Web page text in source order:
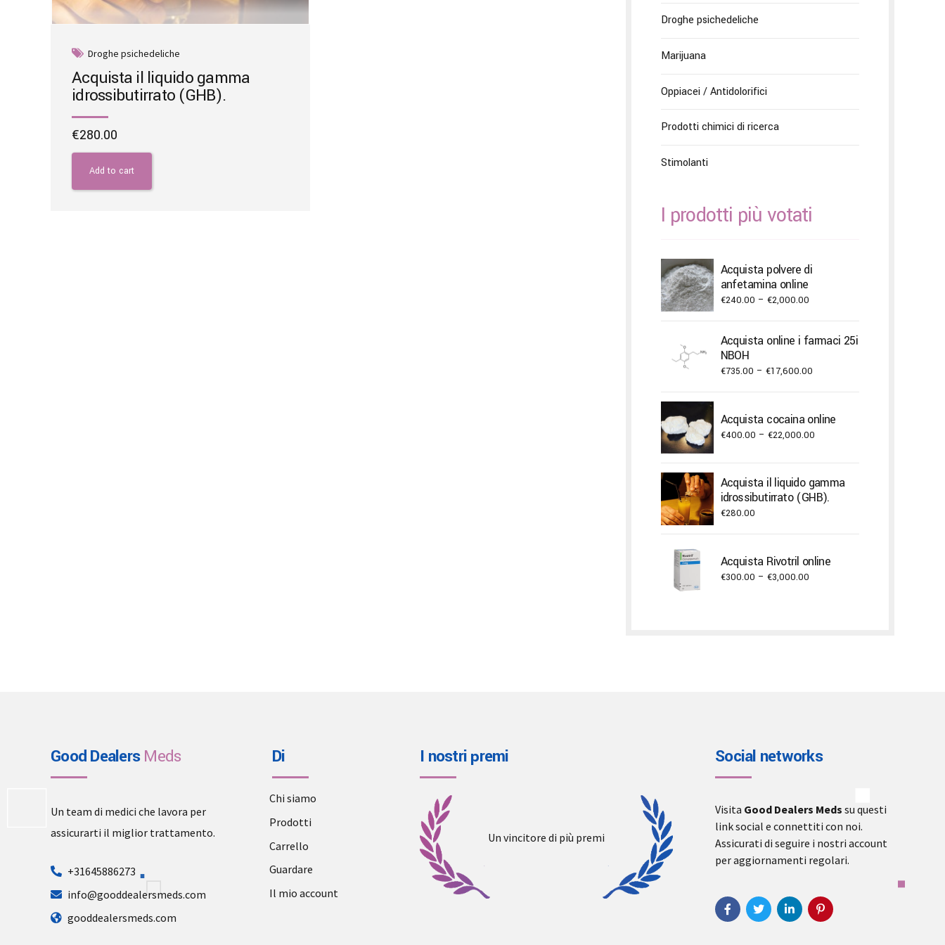
Droghe psichedeliche
Acquista il liquido gamma
idrossibutirrato (GHB).
€280.00
Add to cart
Droghe psichedeliche
Marijuana
Oppiacei / Antidolorifici
Prodotti chimici di ricerca
Stimolanti
I prodotti più votati
Acquista polvere di
anfetamina online
€240.00 – €2,000.00Price
€240.00
€2,000.00
Acquista online i farmaci 25i
NBOH
€735.00 – €17,600.00Price
through
€17,600.00
Acquista cocaina online
€400.00 – €22,000.00Price
through
€22,000.00
Acquista il liquido gamma
idrossibutirrato (GHB).
€280.00
Acquista Rivotril online
€300.00 – €3,000.00Price
Good DealersMeds
Un team di medici che lavora per
assicurarti il miglior trattamento.
+31645886273
info@gooddealersmeds.com
gooddealersmeds.com
Di
Chi siamo
Prodotti
Carrello
Guardare
Il mio account
I nostri premi
Un vincitore di più premi
Social networks
Visita Good Dealers Meds su questi
link social e connettiti con noi.
Assicurati di seguire i nostri account
per aggiornamenti regolari.